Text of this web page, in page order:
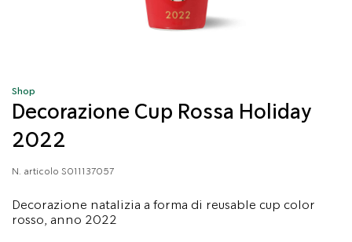
Shop
Decorazione Cup Rossa Holiday
2022
N. articolo S011137057
Decorazione natalizia a forma di reusable cup color
rosso, anno 2022